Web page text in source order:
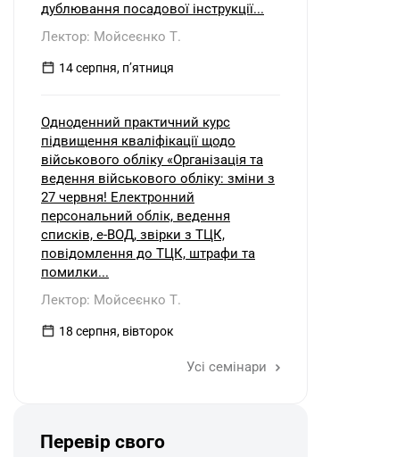
дублювання посадової інструкції...
Лектор: Мойсеєнко Т.
14 серпня, пʼятниця
Одноденний практичний курс
підвищення кваліфікації щодо
військового обліку «Організація та
ведення військового обліку: зміни з
27 червня! Електронний
персональний облік, ведення
списків, е-ВОД, звірки з ТЦК,
повідомлення до ТЦК, штрафи та
помилки...
Лектор: Мойсеєнко Т.
18 серпня, вівторок
Усі семінари
Перевір свого